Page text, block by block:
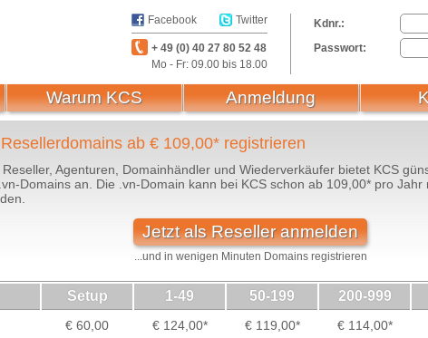
Facebook Twitter
+ 49 (0) 40 27 80 52 48
Mo - Fr: 09.00 bis 18.00
Kdnr.:
Passwort:
ab € 109,00* registrieren
Reseller, Agenturen, Domainhändler und Wiederverkäufer bietet KCS
Domains an. Die .vn-Domain kann bei KCS schon ab 109,00* pro Jahr
Jetzt als Reseller anmelden
...und in wenigen Minuten Domains registrieren
Setup 1-49 50-199 200-999
€ 60,00 € 124,00* € 119,00* € 114,00*
Warum KCS Anmeldung